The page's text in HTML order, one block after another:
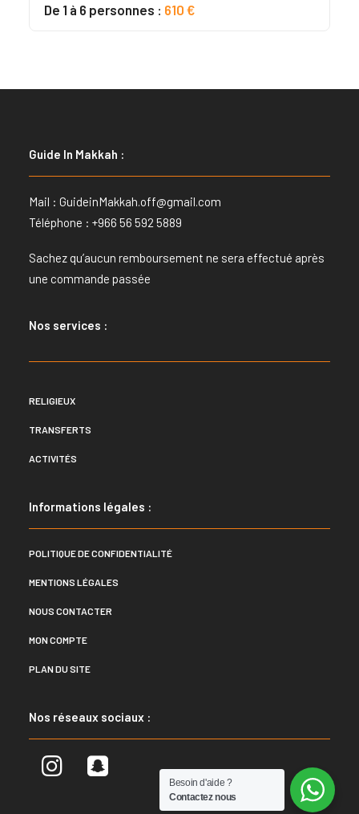
sur 5
De 1 à 6 personnes : 610 €
Guide In Makkah :
Mail : GuideinMakkah.off@gmail.com
Téléphone : +966 56 592 5889
Sachez qu’aucun remboursement ne sera effectué après
une commande passée
Nos services :
RELIGIEUX
TRANSFERTS
ACTIVITÉS
Informations légales :
POLITIQUE DE CONFIDENTIALITÉ
MENTIONS LÉGALES
NOUS CONTACTER
MON COMPTE
PLAN DU SITE
Nos réseaux sociaux :
Besoin d'aide ?
Contactez nous